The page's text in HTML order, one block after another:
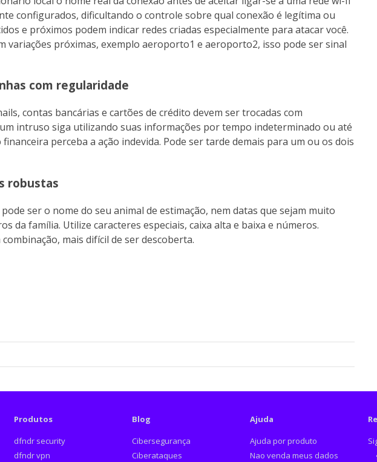
configurados, dificultando o controle sobre qual conexão é legítima ou
e próximos podem indicar redes criadas especialmente para atacar você.
variações próximas, exemplo aeroporto1 e aeroporto2, isso pode ser sinal
com regularidade
contas bancárias e cartões de crédito devem ser trocadas com
intruso siga utilizando suas informações por tempo indeterminado ou até
perceba a ação indevida. Pode ser tarde demais para um ou os dois
robustas
ser o nome do seu animal de estimação, nem datas que sejam muito
da família. Utilize caracteres especiais, caixa alta e baixa e números.
mais difícil de ser descoberta.
Produtos
dfndr security
dfndr vpn
Blog
Cibersegurança
Ciberataques
Ajuda
Ajuda por produto
Nao venda meus dados